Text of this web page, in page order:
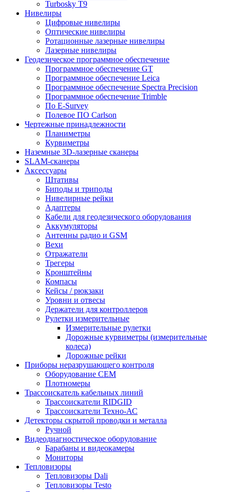
Turbosky T9
Нивелиры
Цифровые нивелиры
Оптические нивелиры
Ротационные лазерные нивелиры
Лазерные нивелиры
Геодезическое программное обеспечение
Программное обеспечение GT
Программное обеспечение Leica
Программное обеспечение Spectra Precision
Программное обеспечение Trimble
По E-Survey
Полевое ПО Carlson
Чертежные принадлежности
Планиметры
Курвиметры
Наземные 3D-лазерные сканеры
SLAM-сканеры
Аксессуары
Штативы
Биподы и триподы
Нивелирные рейки
Адаптеры
Кабели для геодезического оборудования
Аккумуляторы
Антенны радио и GSM
Вехи
Отражатели
Трегеры
Кронштейны
Компасы
Кейсы / рюкзаки
Уровни и отвесы
Держатели для контроллеров
Рулетки измерительные
Измерительные рулетки
Дорожные курвиметры (измерительные
колеса)
Дорожные рейки
Приборы неразрушающего контроля
Оборудование CEM
Плотномеры
Трассоискатель кабельных линий
Трассоискатели RIDGID
Трассоискатели Техно-АС
Детекторы скрытой проводки и металла
Ручной
Видеодиагностическое оборудование
Барабаны и видеокамеры
Мониторы
Тепловизоры
Тепловизоры Dali
Тепловизоры Testo